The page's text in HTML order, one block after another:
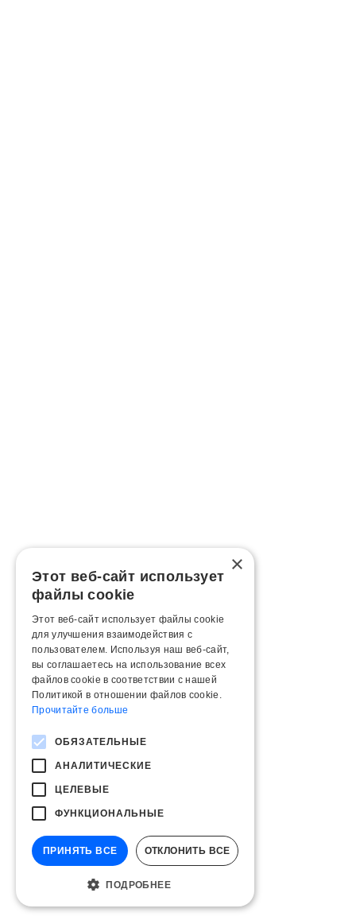
×
Этот веб-сайт использует
файлы cookie
Этот веб-сайт использует файлы cookie
для улучшения взаимодействия с
пользователем. Используя наш веб-сайт,
вы соглашаетесь на использование всех
файлов cookie в соответствии с нашей
Политикой в ​​отношении файлов cookie.
Прочитайте больше
ОБЯЗАТЕЛЬНЫЕ
АНАЛИТИЧЕСКИЕ
ЦЕЛЕВЫЕ
ФУНКЦИОНАЛЬНЫЕ
ПРИНЯТЬ ВСЕ ОТКЛОНИТЬ ВСЕ
ПОДРОБНЕЕ